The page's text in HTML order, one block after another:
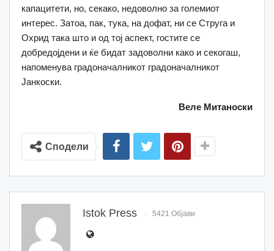
капацитети, но, секако, недоволно за големиот
интерес. Затоа, пак, тука, на дофат, ни се Струга и
Охрид така што и од тој аспект, гостите се
добредојдени и ќе бидат задоволни како и секогаш,
напоменува градоначалникот градоначалникот
Јанкоски.
Веле Митаноски
Сподели
Istok Press 5421 Објави